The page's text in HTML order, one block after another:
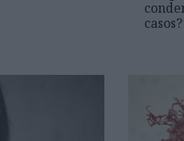
casos?